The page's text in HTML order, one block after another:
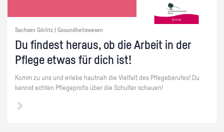
Sachsen Görlitz | Gesundheitswesen
Du fin­dest her­aus, ob die Ar­beit in der
Pfle­ge etwas für dich ist!
Komm zu uns und er­le­be haut­nah die Viel­falt des Pfle­ge­be­ru­fes! Du
kannst ech­ten Pfle­ge­pro­fis über die Schul­ter schau­en!